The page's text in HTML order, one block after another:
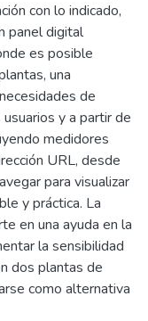
con lo indicado,
panel digital
es posible
una
de
y a partir de
medidores
URL, desde
para visualizar
y práctica. La
en una ayuda en la
la sensibilidad
dos plantas de
como alternativa